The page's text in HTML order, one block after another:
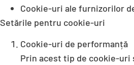
Cookie-uri ale furnizorilor
Setările pentru cookie-uri
Cookie-uri de performanță
Prin acest tip de cookie-uri